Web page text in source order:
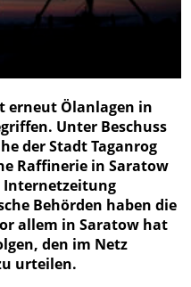
erneut Ölanlagen in
Unter Beschuss
der Stadt Taganrog
Raffinerie in Saratow
Internetzeitung
Behörden haben die
allem in Saratow hat
den im Netz
urteilen.